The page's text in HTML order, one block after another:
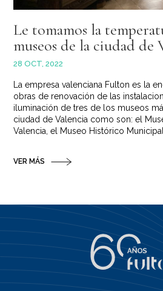
Le tomamos la
museos de la ciudad de
28 OCT, 2022
La empresa valenciana Fulton es la
obras de renovación de las
iluminación de tres de los museos
ciudad de Valencia como son: el
Valencia, el Museo Histórico
VER MÁS